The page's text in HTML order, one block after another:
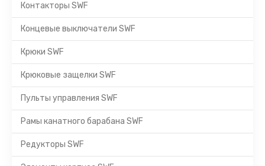
Контакторы SWF
Концевые выключатели SWF
Крюки SWF
Крюковые защелки SWF
Пульты управления SWF
Рамы канатного барабана SWF
Редукторы SWF